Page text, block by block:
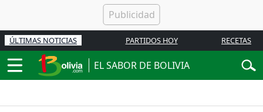
ÚLTIMAS NOTICIAS PARTIDOS HOY RECETAS
EL SABOR DE BOLIVIA